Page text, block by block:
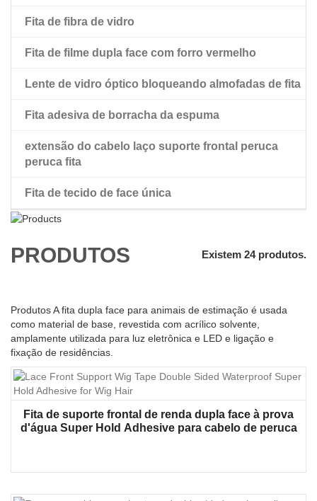
Fita de fibra de vidro
Fita de filme dupla face com forro vermelho
Lente de vidro óptico bloqueando almofadas de fita
Fita adesiva de borracha da espuma
extensão do cabelo laço suporte frontal peruca
peruca fita
peruca dupla face fita
Fita de tecido de face única
PRODUTOS Existem 24 produtos.
Produtos A fita dupla face para animais de estimação é usada
como material de base, revestida com acrílico solvente,
amplamente utilizada para luz eletrônica e LED e ligação e
fixação de residências.
Fita de suporte frontal de renda dupla face à prova
d'água Super Hold Adhesive para cabelo de peruca